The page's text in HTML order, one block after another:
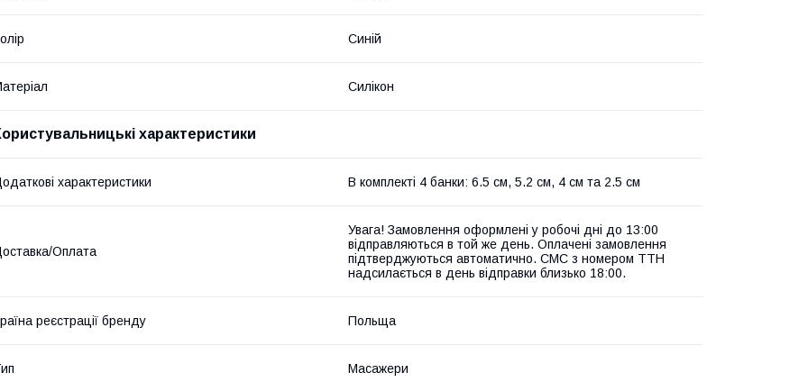
Синій
Силікон
характеристики
характеристики В комплекті 4 банки: 6.5 см, 5.2 см, 4 см та 2.5 см
Оплата
Увага! Замовлення оформлені у робочі дні до 13:00
відправляються в той же день. Оплачені замовлення
підтверджуються автоматично. СМС з номером ТТН
надсилається в день відправки близько 18:00.
реєстрації бренду Польща
Масажери